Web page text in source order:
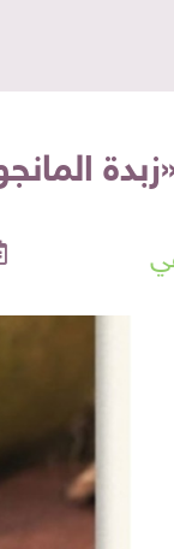
«زبدة